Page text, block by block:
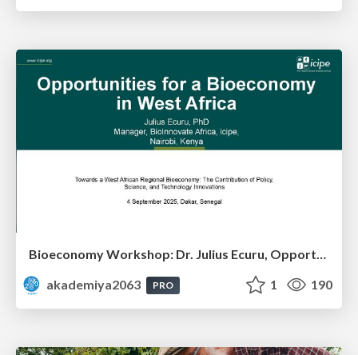
Bioeconomy Workshop: Dr. Julius Ecuru, Opportunities for a Bioeconomy in West Africa
akademiya2063
PRO 1 190